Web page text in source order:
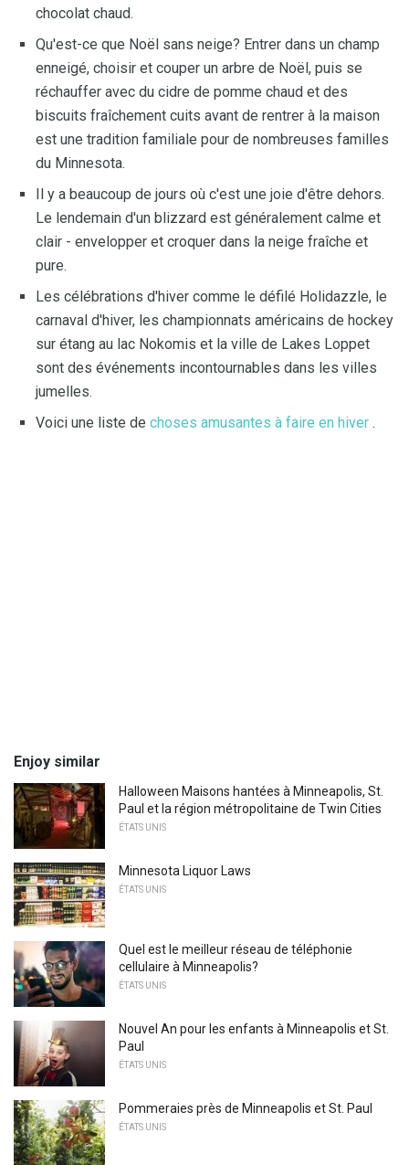
chocolat chaud.
Qu'est-ce que Noël sans neige? Entrer dans un champ
enneigé, choisir et couper un arbre de Noël, puis se
réchauffer avec du cidre de pomme chaud et des
biscuits fraîchement cuits avant de rentrer à la maison
est une tradition familiale pour de nombreuses familles
du Minnesota.
Il y a beaucoup de jours où c'est une joie d'être dehors.
Le lendemain d'un blizzard est généralement calme et
clair - envelopper et croquer dans la neige fraîche et
pure.
Les célébrations d'hiver comme le défilé Holidazzle, le
carnaval d'hiver, les championnats américains de hockey
sur étang au lac Nokomis et la ville de Lakes Loppet
sont des événements incontournables dans les villes
jumelles.
Voici une liste de choses amusantes à faire en hiver .
Enjoy similar
Halloween Maisons hantées à Minneapolis, St.
Paul et la région métropolitaine de Twin Cities
ÉTATS UNIS
Minnesota Liquor Laws
ÉTATS UNIS
Quel est le meilleur réseau de téléphonie
cellulaire à Minneapolis?
ÉTATS UNIS
Nouvel An pour les enfants à Minneapolis et St.
Paul
ÉTATS UNIS
Pommeraies près de Minneapolis et St. Paul
ÉTATS UNIS